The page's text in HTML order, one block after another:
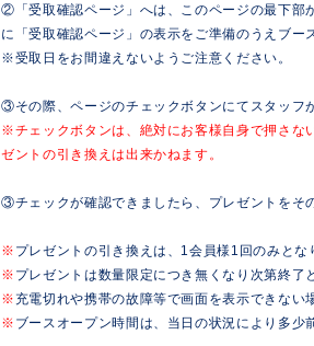
②「受取確認ページ」へは、このページの最下部
に「受取確認ページ」の表示をご準備のうえブー
※受取日をお間違えないようご注意ください。
③その際、ページのチェックボタンにてスタッフ
※チェックボタンは、絶対にお客様自身で押さな
ゼントの引き換えは出来かねます。
③チェックが確認できましたら、プレゼントをそ
※ プレゼントの引き換えは、1会員様1回のみとな
※ プレゼントは数量限定につき無くなり次第終了
※ 充電切れや携帯の故障等で画面を表示できない
※ ブースオープン時間は、当日の状況により多少